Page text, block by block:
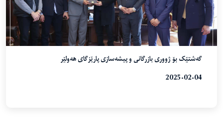
گەشتێک بۆ ژووری بازرگانی و پیشەسازی پارێزگای هەولێر
2025-02-04